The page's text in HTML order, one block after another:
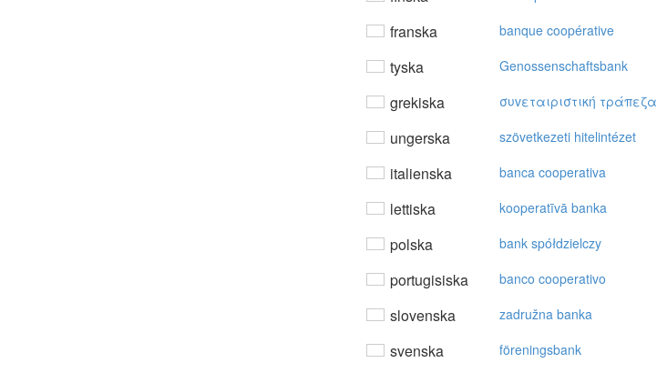
franska banque coopérative
tyska Genossenschaftsbank
grekiska συvεταιριστική τράπεζα
ungerska szövetkezeti hitelintézet
italienska banca cooperativa
lettiska kooperatīvā banka
polska bank spółdzielczy
portugisiska banco cooperativo
slovenska zadružna banka
svenska föreningsbank